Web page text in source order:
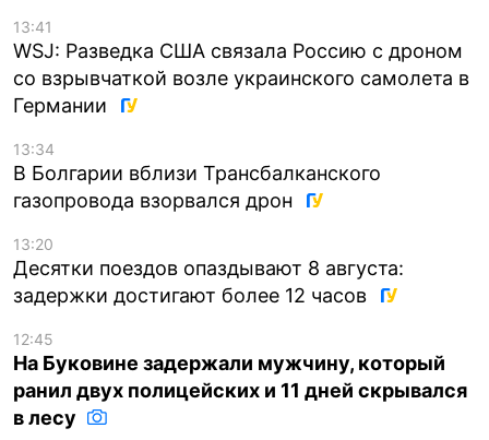
13:41
WSJ: Разведка США связала Россию с дроном
со взрывчаткой возле украинского самолета в
Германии
13:34
В Болгарии вблизи Трансбалканского
газопровода взорвался дрон
13:20
Десятки поездов опаздывают 8 августа:
задержки достигают более 12 часов
12:45
На Буковине задержали мужчину, который
ранил двух полицейских и 11 дней скрывался
в лесу